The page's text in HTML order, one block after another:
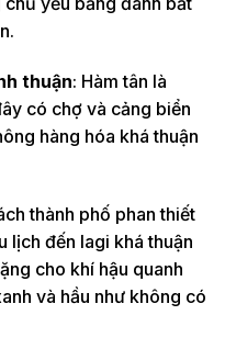
thuận: Hàm tân là
có chợ và cảng biển
hàng hóa khá thuận
thành phố phan thiết
lịch đến lagi khá thuận
cho khí hậu quanh
và hầu như không có